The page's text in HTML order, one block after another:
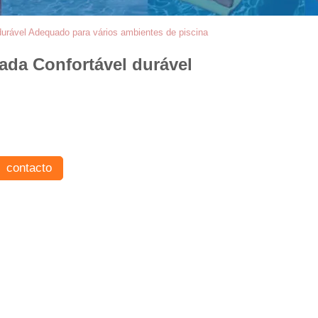
Adequado para vários ambientes de piscina
Confortável durável
contacto